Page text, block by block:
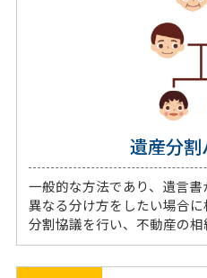
遺産分割
一般的な方法であり、遺言
異なる分け方をしたい場合
分割協議を行い、不動産の相